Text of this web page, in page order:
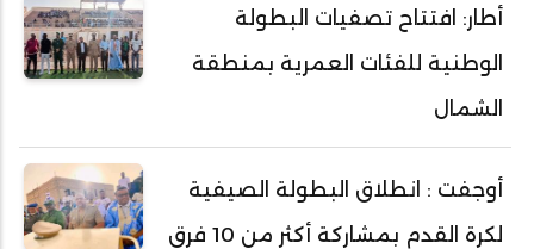
أطار: افتتاح تصفيات البطولة
الوطنية للفئات العمرية بمنطقة
الشمال
أوجفت : انطلاق البطولة الصيفية
لكرة القدم بمشاركة أكثر من 10 فرق